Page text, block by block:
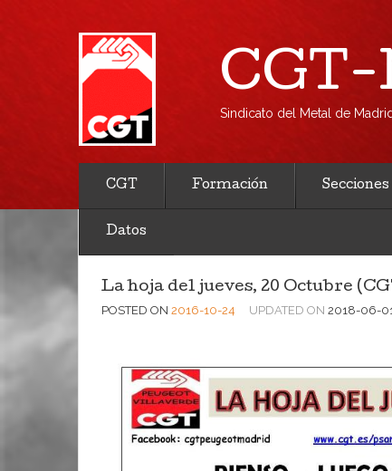
Sindicato del Metal de
CGT Formación Secciones
Datos
La hoja del jueves, 20 Octubre
POSTED ON 2016-10-24 UPDATED ON 2018-06-